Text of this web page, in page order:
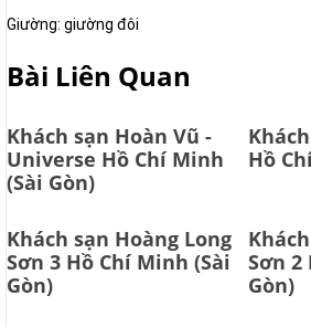
Giường: giường đôi
Bài Liên Quan
Khách sạn Hoàn Vũ -
Universe Hồ Chí Minh
(Sài Gòn)
Hồ
Khách sạn Hoàng Long
Sơn 3 Hồ Chí Minh (Sài
Gòn)
Sơn 2
Gòn)